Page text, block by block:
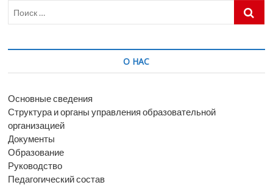
Поиск
О НАС
Основные сведения
Структура и органы управления образовательной
организацией
Документы
Образование
Руководство
Педагогический состав